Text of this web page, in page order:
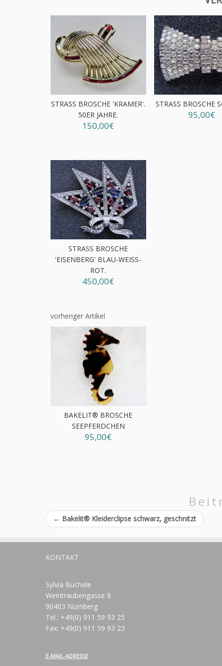
STRASS BROSCHE 'KRAMER'.
50ER JAHRE.
150,00€
STRASS BROSCHE
95,00€
STRASS BROSCHE
'EISENBERG' BLAU-WEISS-R
OT.
450,00€
vorheriger Artikel
BAKELIT® BROSCHE
SEEPFERDCHEN
95,00€
← Bakelit® Kleiderclipse schwarz, geschnitzt
KONTAKT
Sylvia Büchele
Weintraubengasse 8
90403 Nürnberg
Tel.: +49(0) 911 59 93 25
Fax: +49(0) 911 59 93 23
E-MAIL-ADRESSE